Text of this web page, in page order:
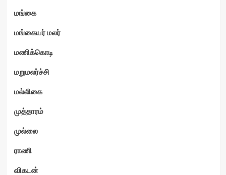
மங்கை
மங்கையர் மலர்
மணிக்கொடி
மறுமலர்ச்சி
மல்லிகை
முத்தாரம்
முல்லை
ராணி
விகடன்